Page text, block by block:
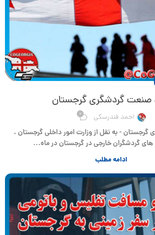
صنعت گردشگری گرجستان
احمد فندرسکی 0
- به نقل از وزارت امور داخلی گرجستان ،
های گردشگران خارجی در گرجستان در ماه...
ادامه مطلب